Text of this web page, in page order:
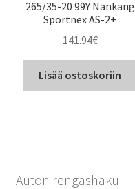
265/35-20 99Y Nankang
Sportnex AS-2+
141.94€
Lisää ostoskoriin
Auton rengashaku